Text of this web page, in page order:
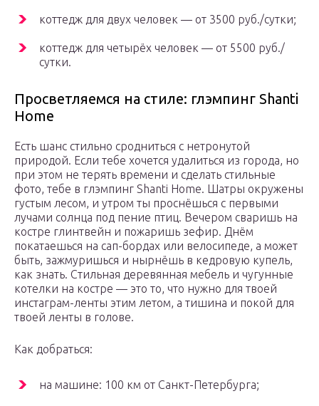
коттедж для двух человек — от 3500 руб./сутки;
коттедж для четырёх человек — от 5500 руб./
сутки.
Просветляемся на стиле: глэмпинг Shanti
Home
Есть шанс стильно сродниться с нетронутой
природой. Если тебе хочется удалиться из города, но
при этом не терять времени и сделать стильные
фото, тебе в глэмпинг Shanti Home. Шатры окружены
густым лесом, и утром ты проснёшься с первыми
лучами солнца под пение птиц. Вечером сваришь на
костре глинтвейн и пожаришь зефир. Днём
покатаешься на сап-бордах или велосипеде, а может
быть, зажмуришься и нырнёшь в кедровую купель,
как знать. Стильная деревянная мебель и чугунные
котелки на костре — это то, что нужно для твоей
инстаграм-ленты этим летом, а тишина и покой для
твоей ленты в голове.
Как добраться:
на машине: 100 км от Санкт-Петербурга;